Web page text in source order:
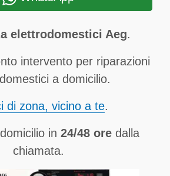
elettrodomestici Aeg.
intervento per riparazioni
a domicilio.
di zona, vicino a te.
in 24/48 oredalla
chiamata.